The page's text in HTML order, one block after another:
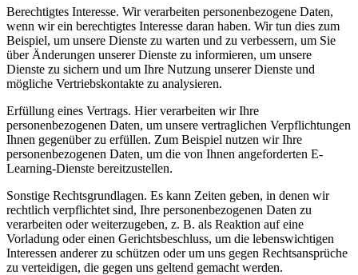
Berechtigtes Interesse. Wir verarbeiten personenbezogene Daten,
wenn wir ein berechtigtes Interesse daran haben. Wir tun dies zum
Beispiel, um unsere Dienste zu warten und zu verbessern, um Sie
über Änderungen unserer Dienste zu informieren, um unsere
Dienste zu sichern und um Ihre Nutzung unserer Dienste und
mögliche Vertriebskontakte zu analysieren.
Erfüllung eines Vertrags. Hier verarbeiten wir Ihre
personenbezogenen Daten, um unsere vertraglichen Verpflichtungen
Ihnen gegenüber zu erfüllen. Zum Beispiel nutzen wir Ihre
personenbezogenen Daten, um die von Ihnen angeforderten E-
Learning-Dienste bereitzustellen.
Sonstige Rechtsgrundlagen. Es kann Zeiten geben, in denen wir
rechtlich verpflichtet sind, Ihre personenbezogenen Daten zu
verarbeiten oder weiterzugeben, z. B. als Reaktion auf eine
Vorladung oder einen Gerichtsbeschluss, um die lebenswichtigen
Interessen anderer zu schützen oder um uns gegen Rechtsansprüche
zu verteidigen, die gegen uns geltend gemacht werden.